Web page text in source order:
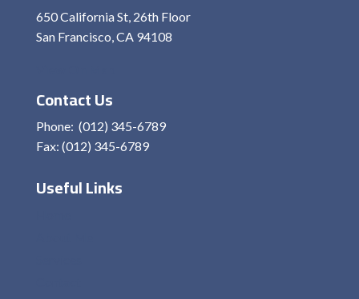
650 California St, 26th Floor
San Francisco, CA 94108
Contact Us
Phone: (012) 345-6789
Fax: (012) 345-6789
Useful Links